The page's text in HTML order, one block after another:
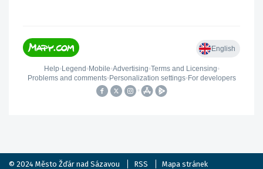
© 2024 Město Žďár nad Sázavou RSS Mapa stránek